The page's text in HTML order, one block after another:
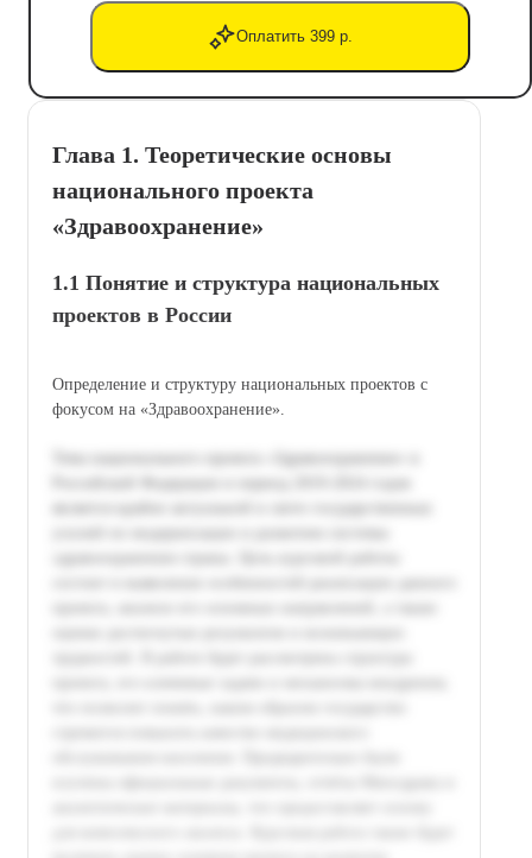
Оплатить 399 р.
Глава 1. Теоретические основы
национального проекта
«Здравоохранение»
1.1 Понятие и структура национальных
проектов в России
Определение и структуру национальных проектов с
фокусом на «Здравоохранение».